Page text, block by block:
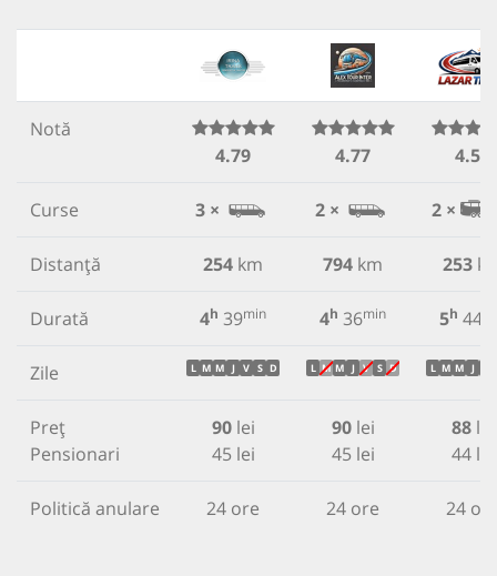
Notă
4.79
4.77 4.57
Curse 3 × 2 × 2 ×
Distanță 254 km 794 km 253
Durată 4h 39min 4h 36min 5h 44
Zile L M M J V S D L M M J V S D L M M J
Preț
Pensionari
90lei
45 lei
90lei
45 lei
88lei
44 lei
Politică anulare 24 ore 24 ore 24